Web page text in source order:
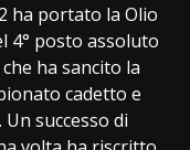
ha portato la Olio
4° posto assoluto
ha sancito la
cadetto e
successo di